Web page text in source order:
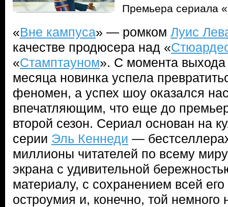
Премьера сериала
«Вне кампуса» — ромком Луис
качестве продюсера над «
«Стамптауном». С момента
месяца новинка успела
феномен, а успех шоу оказался
впечатляющим, что еще до
второй сезон. Сериал основан на
серии Эль Кеннеди —
миллионы читателей по всему
экрана с удивительной
материалу, с сохранением всей его
остроумия и, конечно, той немного